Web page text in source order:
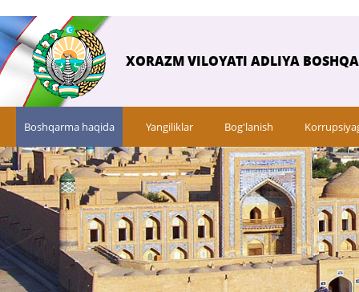
XORAZM VILOYATI ADLIYA
Boshqarma haqida Yangiliklar Bog'lanish